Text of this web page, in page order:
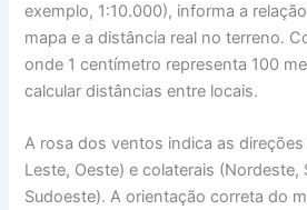
exemplo, 1:10.000), informa a
mapa e a distância real no terreno.
onde 1 centímetro representa 100
calcular distâncias entre locais.
A rosa dos ventos indica as direções
Leste, Oeste) e colaterais (Nordeste,
Sudoeste). A orientação correta do